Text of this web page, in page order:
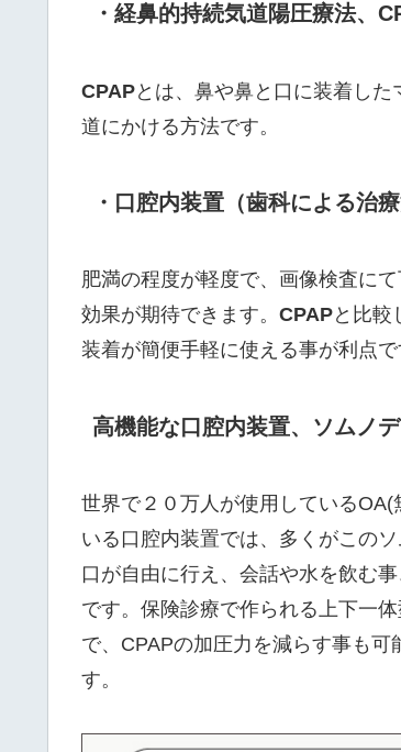
・経鼻的持続気道陽圧療法、
CPAPとは、鼻や鼻と口に装着し
道にかける方法です。
・口腔内装置（歯科による治療
肥満の程度が軽度で、画像検査に
効果が期待できます。 CPAPと比較
装着が簡便手軽に使える事が利点で
高機能な口腔内装置、ソムノ
世界で２０万人が使用している
いる口腔内装置では、多くがこのソ
口が自由に行え、会話や水を飲む
です。保険診療で作られる上下一
で、CPAPの加圧力を減らす事も
す。